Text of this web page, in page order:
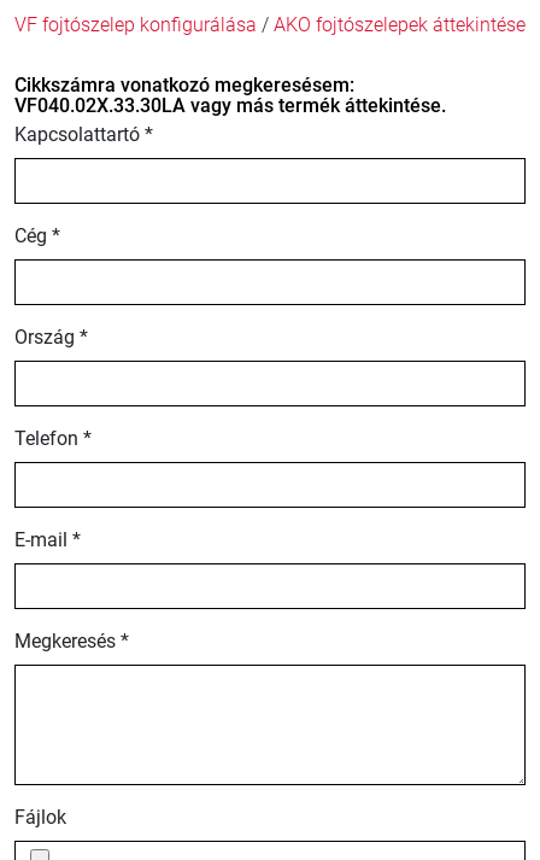
VF fojtószelep konfigurálása / AKO fojtószelepek áttekintése
Cikkszámra vonatkozó megkeresésem:
VF040.02X.33.30LA vagy más termék áttekintése.
Kapcsolattartó *
Cég *
Ország *
Telefon *
E-mail *
Megkeresés *
Fájlok